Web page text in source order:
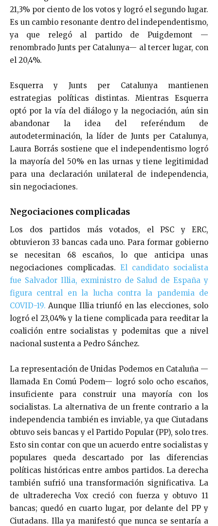
21,3% por ciento de los votos y logró el segundo lugar.
Es un cambio resonante dentro del independentismo,
ya que relegó al partido de Puigdemont —
renombrado Junts per Catalunya— al tercer lugar, con
el 20,4%.
Esquerra y Junts per Catalunya mantienen
estrategias políticas distintas. Mientras Esquerra
optó por la vía del diálogo y la negociación, aún sin
abandonar la idea del referéndum de
autodeterminación, la líder de Junts per Catalunya,
Laura Borrás sostiene que el independentismo logró
la mayoría del 50% en las urnas y tiene legitimidad
para una declaración unilateral de independencia,
sin negociaciones.
Negociaciones complicadas
Los dos partidos más votados, el PSC y ERC,
obtuvieron 33 bancas cada uno. Para formar gobierno
se necesitan 68 escaños, lo que anticipa unas
negociaciones complicadas. El candidato socialista
fue Salvador Illia, exministro de Salud de España y
figura central en la lucha contra la pandemia de
COVID-19. Aunque Illia triunfó en las elecciones, solo
logró el 23,04% y la tiene complicada para reeditar la
coalición entre socialistas y podemitas que a nivel
nacional sustenta a Pedro Sánchez.
La representación de Unidas Podemos en Cataluña —
llamada En Comú Podem— logró solo ocho escaños,
insuficiente para construir una mayoría con los
socialistas. La alternativa de un frente contrario a la
independencia también es inviable, ya que Ciutadans
obtuvo seis bancas y el Partido Popular (PP), solo tres.
Esto sin contar con que un acuerdo entre socialistas y
populares queda descartado por las diferencias
políticas históricas entre ambos partidos. La derecha
también sufrió una transformación significativa. La
de ultraderecha Vox creció con fuerza y obtuvo 11
bancas; quedó en cuarto lugar, por delante del PP y
Ciutadans. Illa ya manifestó que nunca se sentaría a